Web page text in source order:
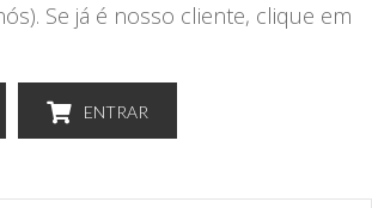
Se já é nosso cliente, clique em
ENTRAR